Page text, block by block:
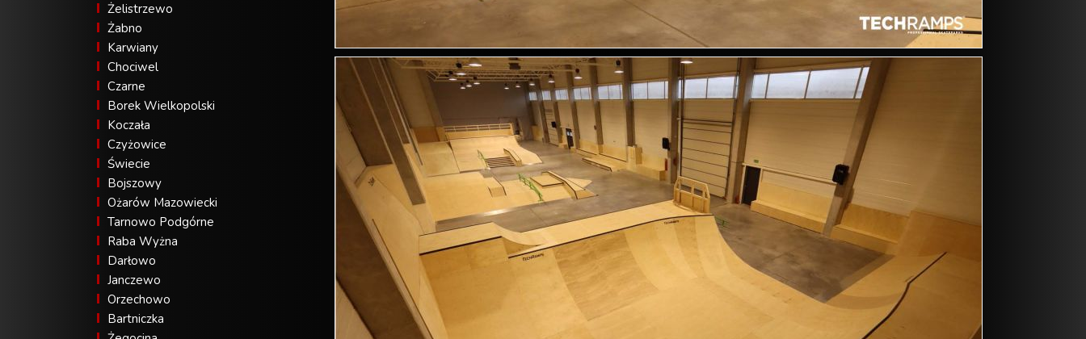
Żelistrzewo
Żabno
Karwiany
Chociwel
Czarne
Borek Wielkopolski
Koczała
Czyżowice
Świecie
Bojszowy
Ożarów Mazowiecki
Tarnowo Podgórne
Raba Wyżna
Darłowo
Janczewo
Orzechowo
Bartniczka